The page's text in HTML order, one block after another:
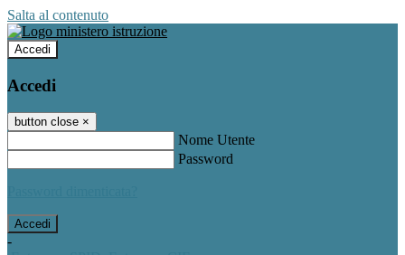
Salta al contenuto
Accedi
Accedi
button close ×
Nome Utente
Password
-